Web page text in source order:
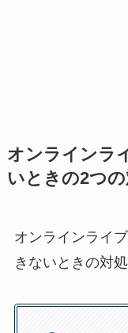
オンラインラ
いときの2つ
オンラインライ
きないときの対